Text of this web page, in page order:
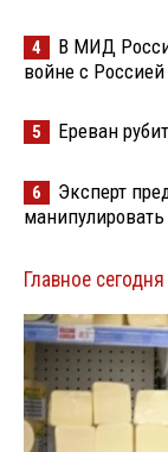
4
В МИД
войне с Россией
5 Ереван
6
Эксперт
Главное сегодня